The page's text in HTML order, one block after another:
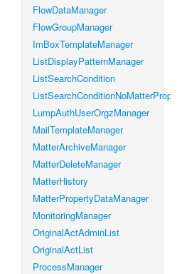
FlowDataManager
FlowGroupManager
ImBoxTemplateManager
ListDisplayPatternManager
ListSearchCondition
ListSearchConditionNoMatterProperty
LumpAuthUserOrgzManager
MailTemplateManager
MatterArchiveManager
MatterDeleteManager
MatterHistory
MatterPropertyDataManager
MonitoringManager
OriginalActAdminList
OriginalActList
ProcessManager